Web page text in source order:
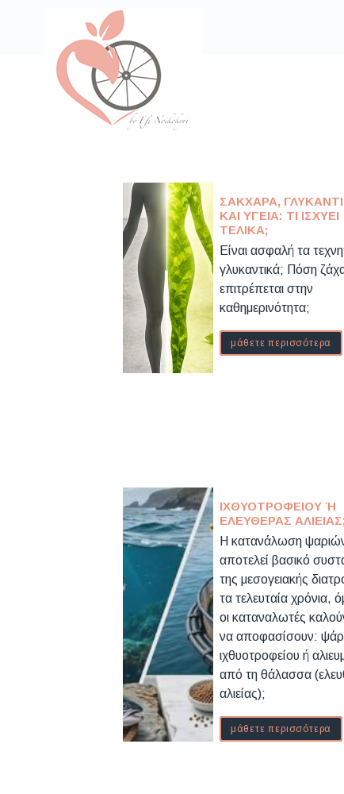
ΣΆΚΧΑΡΑ,
ΚΑΙ ΥΓΕΊΑ: ΤΙ ΙΣΧΎΕΙ
ΤΕΛΙΚΆ;
Είναι ασφαλή τα
γλυκαντικά; Πόση
επιτρέπεται στην
καθημερινότητα;
μάθετε περισσότερα
ΙΧΘΥΟΤΡΟΦΕΊΟΥ Ή Ε
ΛΕΥΘΈΡΑΣ ΑΛΙΕΊΑΣ;
Η κατανάλωση
αποτελεί βασικό
της μεσογειακής
τα τελευταία χρόνια,
οι καταναλωτές
να αποφασίσουν:
ιχθυοτροφείου ή
από τη θάλασσα
αλιείας);
μάθετε περισσότερα